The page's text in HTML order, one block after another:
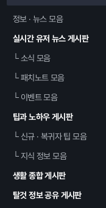
정보 · 뉴스 모음
실시간 유저 뉴스 게시판
└소식 모음
└패치노트 모음
└이벤트 모음
팁과 노하우 게시판
└신규 · 복귀자 팁 모음
└지식 정보 모음
생활 종합 게시판
탈것 정보 공유 게시판